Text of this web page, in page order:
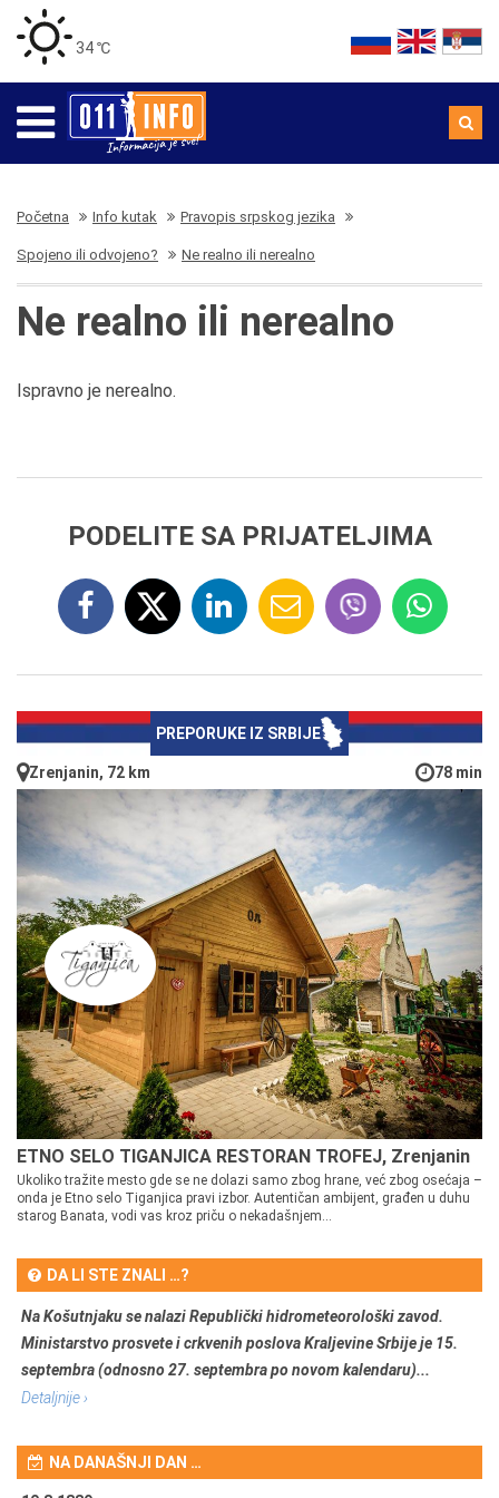
34 ℃
Početna Info kutak Pravopis srpskog jezika
Spojeno ili odvojeno? Ne realno ili nerealno
Ne realno ili nerealno
Ispravno je nerealno.
PODELITE SA PRIJATELJIMA
PREPORUKE IZ SRBIJE
Zrenjanin, 72 km 78 min
ETNO SELO TIGANJICA RESTORAN TROFEJ, Zrenjanin
Ukoliko tražite mesto gde se ne dolazi samo zbog hrane, već zbog osećaja –
onda je Etno selo Tiganjica pravi izbor. Autentičan ambijent, građen u duhu
starog Banata, vodi vas kroz priču o nekadašnjem...
DA LI STE ZNALI …?
Na Košutnjaku se nalazi Republički hidrometeorološki zavod.
Ministarstvo prosvete i crkvenih poslova Kraljevine Srbije je 15.
septembra (odnosno 27. septembra po novom kalendaru)...
Detaljnije ›
NA DANAŠNJI DAN …